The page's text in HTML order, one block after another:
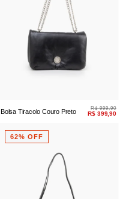
Bolsa Tiracolo Couro Preto R$ 999,90
R$ 399,90
62% OFF